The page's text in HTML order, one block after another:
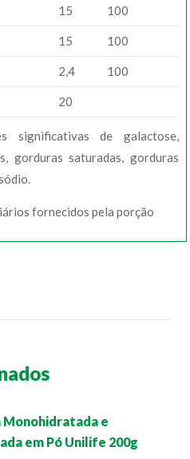
15 100
15 100
2,4 100
20
significativas de galactose,
gorduras saturadas, gorduras
fornecidos pela porção
Monohidratada e
em Pó Unilife 200g